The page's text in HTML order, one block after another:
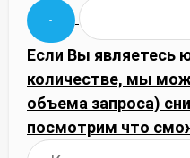
Если Вы являетесь
количестве, мы
объема запроса)
посмотрим что